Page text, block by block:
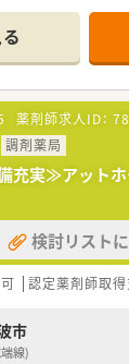
薬剤師求人ID：
調剤薬局
充実≫アット
検討リスト
認定薬剤師取得
市
線)